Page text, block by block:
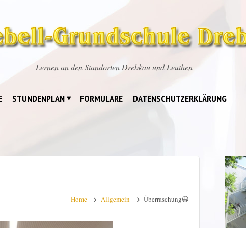
Lernen an den Standorten Drebkau und Leuthen
STUNDENPLAN FORMULARE DATENSCHUTZERKLÄRUNG
Home Allgemein Überraschung😀